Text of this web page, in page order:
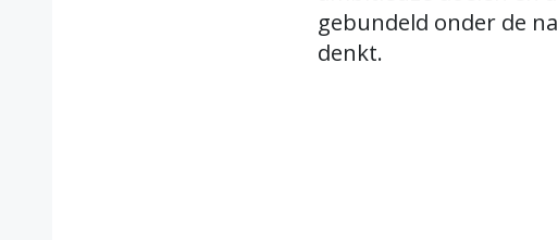
gebundeld onder de
denkt.